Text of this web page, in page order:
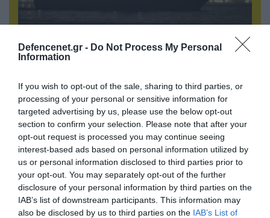
Defencenet.gr - Do Not Process My Personal
Information
If you wish to opt-out of the sale, sharing to third parties, or
processing of your personal or sensitive information for
targeted advertising by us, please use the below opt-out
section to confirm your selection. Please note that after your
opt-out request is processed you may continue seeing
interest-based ads based on personal information utilized by
us or personal information disclosed to third parties prior to
your opt-out. You may separately opt-out of the further
disclosure of your personal information by third parties on the
IAB’s list of downstream participants. This information may
also be disclosed by us to third parties on the IAB’s List of
08.08.2026 | 17:02
Σε «αναμμένα κάρβουνα» η Τουρκία:
Θάλασσα
ΠΟΛΙΤΙΚΗ